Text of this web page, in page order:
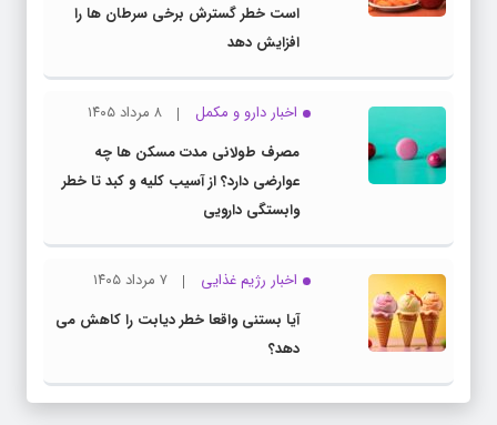
است خطر گسترش برخی سرطان ها را
افزایش دهد
اخبار دارو و مکمل
۸ مرداد ۱۴۰۵
مصرف طولانی مدت مسکن ها چه
عوارضی دارد؟ از آسیب کلیه و کبد تا خطر
وابستگی دارویی
اخبار رژیم غذایی
۷ مرداد ۱۴۰۵
آیا بستنی واقعا خطر دیابت را کاهش می
دهد؟